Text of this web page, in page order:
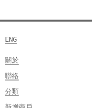
ENG
關於
聯絡
分類